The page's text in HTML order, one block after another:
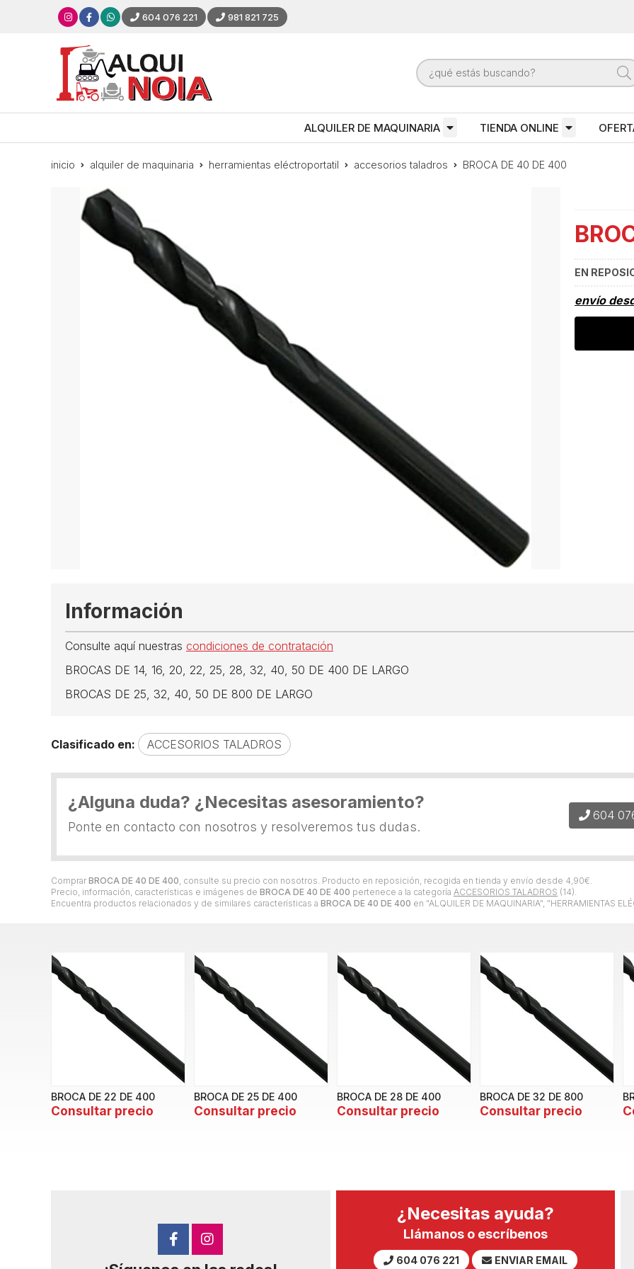
604 076 221 981 821 725
ALQUILER DE MAQUINARIA TIENDA ONLINE
inicio alquiler de maquinaria herramientas eléctroportatil accesorios taladros BROCA DE 40 DE 400
EN
envío
Comprar BROCA DE 40 DE 400, consulte su precio con nosotros. Producto en reposición, recogida en tienda y envío desde 4,90€.
Precio, información, características e imágenes de BROCA DE 40 DE 400 pertenece a la categoría ACCESORIOS TALADROS (14).
Encuentra productos relacionados y de similares características a BROCA DE 40 DE 400 en "ALQUILER DE MAQUINARIA", "HERRAMIENTAS
Información
Consulte aquí nuestras condiciones de contratación
BROCAS DE 14, 16, 20, 22, 25, 28, 32, 40, 50 DE 400 DE LARGO
BROCAS DE 25, 32, 40, 50 DE 800 DE LARGO
Clasificado en: ACCESORIOS TALADROS
¿Alguna duda? ¿Necesitas asesoramiento?
Ponte en contacto con nosotros y resolveremos tus dudas.
604
BROCA DE 22 DE 400
Consultar precio
BROCA DE 25 DE 400
Consultar precio
BROCA DE 28 DE 400
Consultar precio
BROCA DE 32 DE 800
Consultar precio
¿Necesitas ayuda?
Llámanos o escríbenos
604 076 221 ENVIAR EMAIL